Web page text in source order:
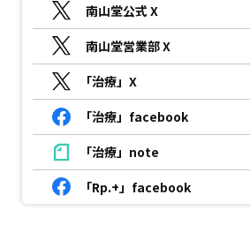
南山堂公式 X
南山堂営業部 X
「治療」X
「治療」facebook
「治療」note
「Rp.+」facebook